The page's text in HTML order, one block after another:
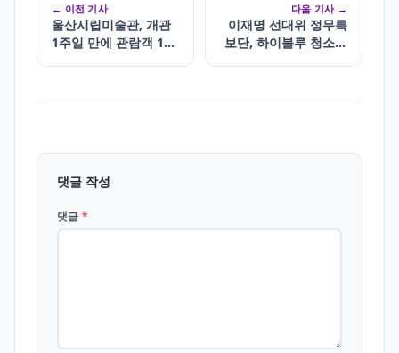
← 이전 기사
울산시립미술관, 개관
1주일 만에 관람객 1만
다음 기사 →
이재명 선대위 정무특
보단, 하이블루 청소년
댓글 작성
댓글 *